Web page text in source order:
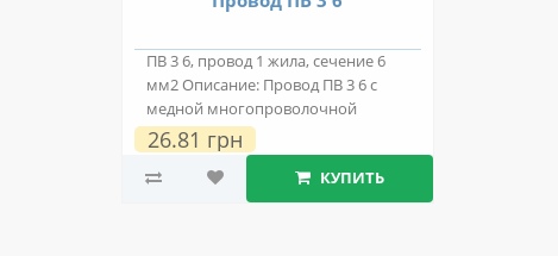
ПВ 3 6, провод 1 жила, сечение 6
мм2 Описание: Провод ПВ 3 6 с
медной многопроволочной
токопроводяще..
26.81 грн
КУПИТЬ